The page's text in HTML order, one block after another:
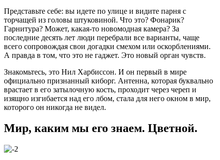
Представьте себе: вы идете по улице и видите парня с
торчащей из головы штуковиной. Что это? Фонарик?
Гарнитура? Может, какая-то новомодная камера? За
последние десять лет люди перебрали все варианты, чаще
всего сопровождая свои догадки смехом или оскорблениями.
А правда в том, что это не гаджет. Это новый орган чувств.
Знакомьтесь, это Нил Харбиссон. И он первый в мире
официально признанный киборг. Антенна, которая буквально
врастает в его затылочную кость, проходит через череп и
изящно изгибается над его лбом, стала для него окном в мир,
которого он никогда не видел.
Мир, каким мы его знаем. Цветной.